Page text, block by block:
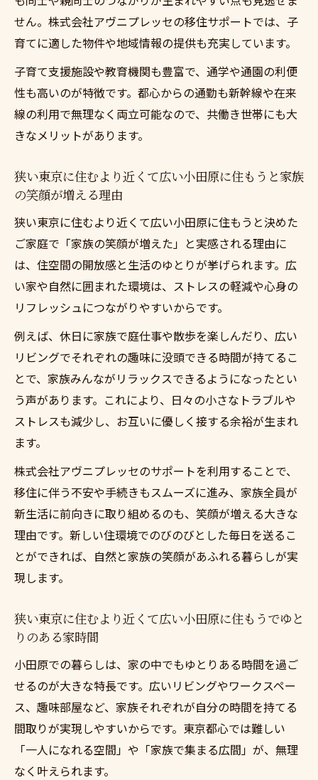
せん。株式会社アヴニプレッセの移住サポートでは、子
育てに適した物件や地域情報の提供も充実しています。
子育て支援施設や教育機関も豊富で、通学や通園の利便
性も高いのが特徴です。都心からの通勤も新幹線や在来
線の利用で無理なく両立可能なので、共働き世帯にも大
きなメリットがあります。
狭い東京に住むより近くて広い小田原に住もうと家族
の笑顔が増える理由
狭い東京に住むより近くて広い小田原に住もうと決めた
ご家庭で「家族の笑顔が増えた」と実感される理由に
は、住空間の開放感と生活のゆとりが挙げられます。広
い家や自然に囲まれた環境は、ストレスの軽減や心身の
リフレッシュにつながりやすいからです。
例えば、休日に家族で庭仕事や散歩を楽しんだり、広い
リビングでそれぞれの趣味に没頭できる時間が持てるこ
とで、家族みんながリラックスできるようになったとい
う声があります。これにより、日々の小さなトラブルや
ストレスも減少し、お互いに優しく接する余裕が生まれ
ます。
株式会社アヴニプレッセのサポートを利用することで、
移住に伴う不安や手続きもスムーズに進み、家族全員が
新生活に前向きに取り組めるのも、笑顔が増える大きな
理由です。新しい住環境でのびのびとした毎日を送るこ
とができれば、自然と家族の笑顔があふれる暮らしが実
現します。
狭い東京に住むより近くて広い小田原に住もうでゆと
りのある家時間
小田原での暮らしは、家の中でもゆとりある時間を過ご
せるのが大きな特長です。広いリビングやワークスペー
ス、趣味部屋など、家族それぞれが自分の時間を持てる
間取りが実現しやすいからです。東京都心では難しい
「一人になれる空間」や「家族で集まる広間」が、無理
なく叶えられます。